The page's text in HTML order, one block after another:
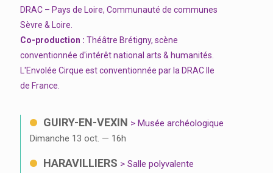
DRAC – Pays de Loire, Communauté de communes
Sèvre & Loire.
Co-production : Théâtre Brétigny, scène
conventionnée d'intérêt national arts & humanités.
L'Envolée Cirque est conventionnée par la DRAC Ile
de France.
GUIRY-EN-VEXIN > Musée archéologique
Dimanche 13 oct. — 16h
HARAVILLIERS > Salle polyvalente